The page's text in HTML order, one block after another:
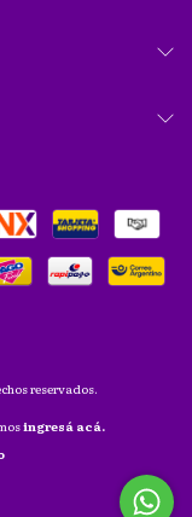
reservados.
ingresá acá.